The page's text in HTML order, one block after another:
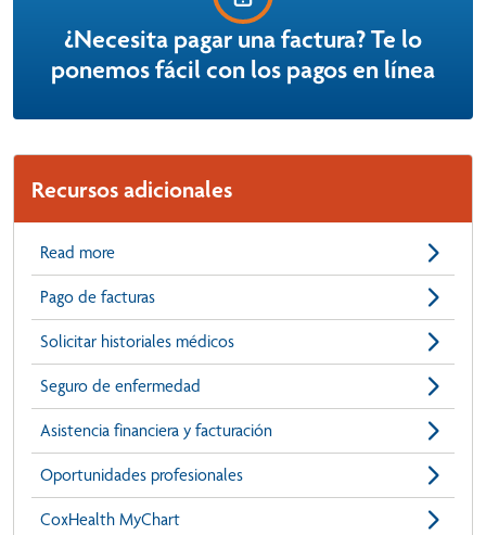
¿Necesita pagar una factura? Te lo
ponemos fácil con los pagos en línea
Recursos adicionales
Read more
Pago de facturas
Solicitar historiales médicos
Seguro de enfermedad
Asistencia financiera y facturación
Oportunidades profesionales
CoxHealth MyChart